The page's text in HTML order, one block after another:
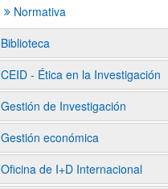
Normativa
Biblioteca
CEID - Ética en la Investigación
Gestión de Investigación
Gestión económica
Oficina de I+D Internacional